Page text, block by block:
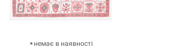
немає в наявності